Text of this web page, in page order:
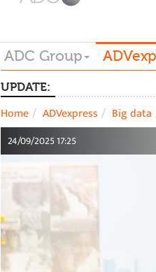
ADC Group
UPDATE:
Home ADVexpress Big data
24/09/2025 17:25